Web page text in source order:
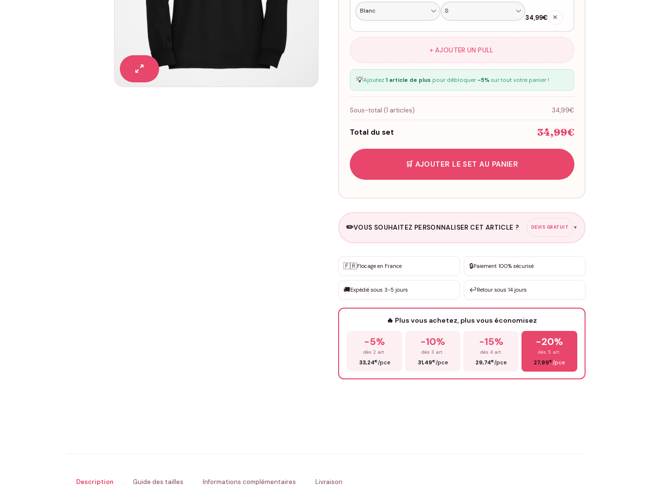
34,99€ ✕
+ AJOUTER UN PULL
💡Ajoutez 1 article de plus pour débloquer -5%sur tout votre panier !
Sous-total (1 articles) 34,99€
Total du set 34,99€
🛒 AJOUTER LE SET AU PANIER
✏️VOUS SOUHAITEZ PERSONNALISER CET ARTICLE ? DEVIS GRATUIT ▼
✨ Personnalisation sur mesure
DEVIS GRATUIT · Personnalisation de 3 à 10€ selon la demande
Que souhaitez-vous ?
🇫🇷Flocage en France 🔒Paiement 100% sécurisé
🚚Expédié sous 3-5 jours ↩️Retour sous 14 jours
🔥 Plus vous achetez, plus vous économisez
-5%
dès 2 art.
33,24€/pce
-10%
dès 3 art.
31,49€/pce
-15%
dès 4 art.
29,74€/pce
-20%
dès 5 art.
27,99€/pce
Description Guide des tailles Informations complémentaires Livraison